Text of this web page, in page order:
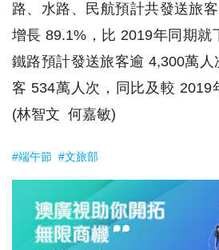
路、水路、民航預計共發送旅
增長 89.1%，比 2019年同期就
鐵路預計發送旅客逾 4,300萬
客 534萬人次，同比及較 2019
(林智文 何嘉敏)
#端午節 #文旅部